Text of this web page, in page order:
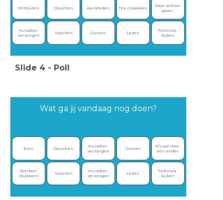
Ontbijten Douchen Aankleden Tas inpakken
Naar school
gaan.
Huisdier
verzorgen
Sporten Gamen Lezen
Televisie
kijken
Slide 4 - Poll
Wat ga jij vandaag nog doen?
Eten Douchen
Huisdier
verzorgen
Gamen
Klusje voor
een ander
Werken
(bijbaan)
Sporten
Huisdier
verzorgen
Lezen
Televisie
kijken